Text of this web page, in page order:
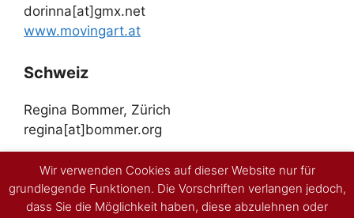
dorinna[at]gmx.net
www.movingart.at
Schweiz
Regina Bommer, Zürich
regina[at]bommer.org
Caterina Fioravera, Ticino
dakini1008[at]bluewin.ch
Wir verwenden Cookies auf dieser Website nur für
grundlegende Funktionen. Die Vorschriften verlangen jedoch,
dass Sie die Möglichkeit haben, diese abzulehnen oder